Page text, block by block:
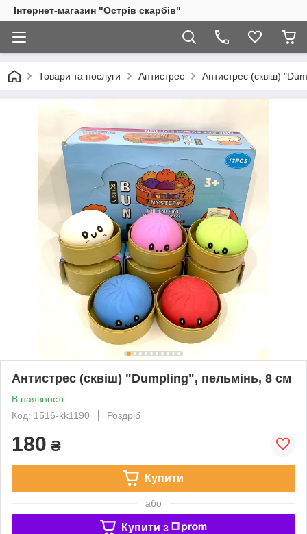
Інтернет-магазин "Острів скарбів"
Товари та послуги Антистрес Антистрес (сквіш)
Антистрес (сквіш) "Dumpling", пельмінь, 8 см
В наявності
Код: 1516-kk1190
Роздріб
180 ₴
Купити
або
Купити з